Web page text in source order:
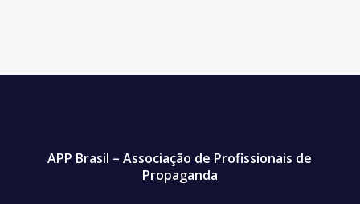
APP Brasil – Associação de Profissionais de
Propaganda